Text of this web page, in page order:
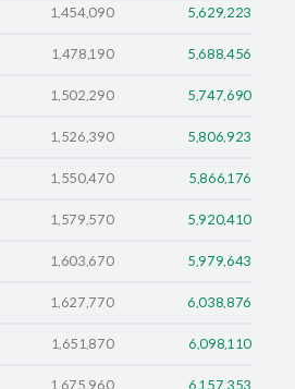
1,454,090 5,629,223
1,478,190 5,688,456
1,502,290 5,747,690
1,526,390 5,806,923
1,550,470 5,866,176
1,579,570 5,920,410
1,603,670 5,979,643
1,627,770 6,038,876
1,651,870 6,098,110
1,675,960 6,157,353